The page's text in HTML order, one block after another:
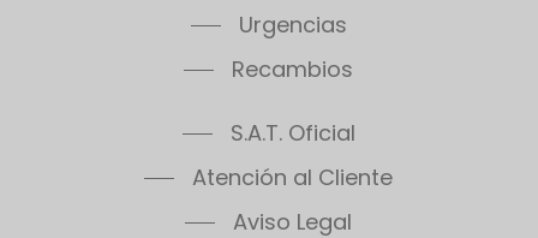
Urgencias
Recambios
S.A.T. Oficial
Atención al Cliente
Aviso Legal